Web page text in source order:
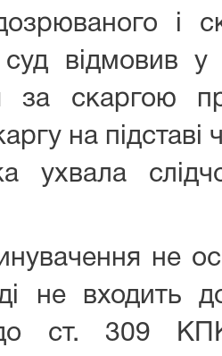
і
відмовив у
за скаргою
на
ухвала
не
не входить
до ст. 309